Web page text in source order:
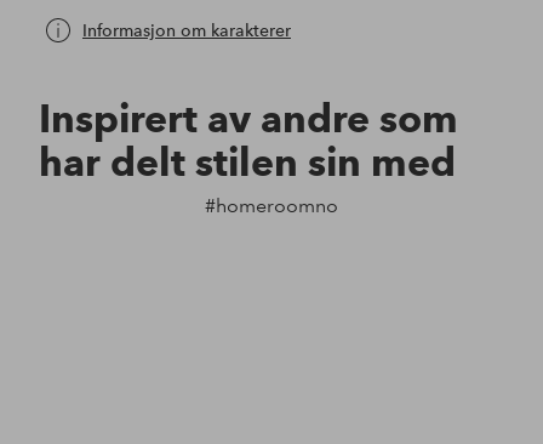
Informasjon om karakterer
Inspirert av andre som
har delt stilen sin med
#homeroomno